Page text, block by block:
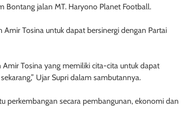
Bontang jalan MT. Haryono Planet Football.
Tosina untuk dapat bersinergi dengan Partai
Tosina yang memiliki cita-cita untuk dapat
Ujar Supri dalam sambutannya.
perkembangan secara pembangunan, ekonomi dan